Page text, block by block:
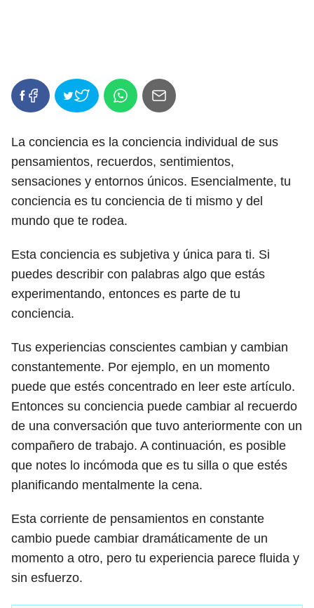
La conciencia es la conciencia individual de sus
pensamientos, recuerdos, sentimientos,
sensaciones y entornos únicos. Esencialmente, tu
conciencia es tu conciencia de ti mismo y del
mundo que te rodea.
Esta conciencia es subjetiva y única para ti. Si
puedes describir con palabras algo que estás
experimentando, entonces es parte de tu
conciencia.
Tus experiencias conscientes cambian y cambian
constantemente. Por ejemplo, en un momento
puede que estés concentrado en leer este artículo.
Entonces su conciencia puede cambiar al recuerdo
de una conversación que tuvo anteriormente con un
compañero de trabajo. A continuación, es posible
que notes lo incómoda que es tu silla o que estés
planificando mentalmente la cena.
Esta corriente de pensamientos en constante
cambio puede cambiar dramáticamente de un
momento a otro, pero tu experiencia parece fluida y
sin esfuerzo.